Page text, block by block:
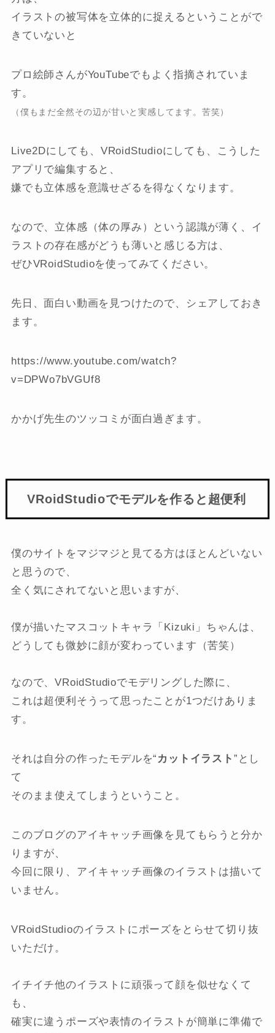
イラストの被写体を立体的に捉えるということがで
きていないと
プロ絵師さんがYouTubeでもよく指摘されていま
す。
（僕もまだ全然その辺が甘いと実感してます。苦笑）
Live2Dにしても、VRoidStudioにしても、こうした
アプリで編集すると、
嫌でも立体感を意識せざるを得なくなります。
なので、立体感（体の厚み）という認識が薄く、イ
ラストの存在感がどうも薄いと感じる方は、
ぜひVRoidStudioを使ってみてください。
先日、面白い動画を見つけたので、シェアしておき
ます。
https://www.youtube.com/watch?
v=DPWo7bVGUf8
かかげ先生のツッコミが面白過ぎます。
VRoidStudioでモデルを作ると超便利
僕のサイトをマジマジと見てる方はほとんどいない
と思うので、
全く気にされてないと思いますが、
僕が描いたマスコットキャラ「Kizuki」ちゃんは、
どうしても微妙に顔が変わっています（苦笑）
なので、VRoidStudioでモデリングした際に、
これは超便利そうって思ったことが1つだけありま
す。
それは自分の作ったモデルを“ カットイラスト ”とし
て
そのまま使えてしまうということ。
このブログのアイキャッチ画像を見てもらうと分か
りますが、
今回に限り、アイキャッチ画像のイラストは描いて
いません。
VRoidStudioのイラストにポーズをとらせて切り抜
いただけ。
イチイチ他のイラストに頑張って顔を似せなくて
も、
確実に違うポーズや表情のイラストが簡単に準備で